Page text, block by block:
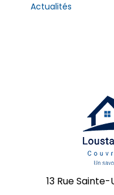
Actualités
13 Rue Sainte-